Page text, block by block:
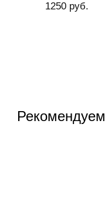
1250 руб.
Рекомендуем